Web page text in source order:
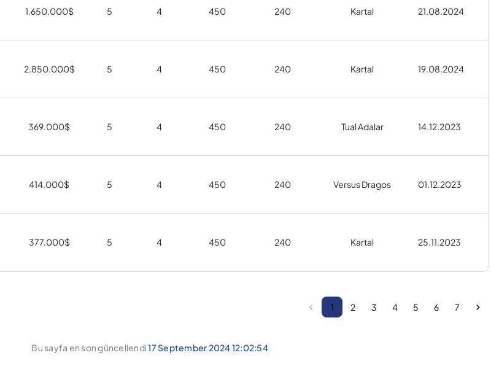
1.650.000$ 5 4 450 240 Kartal 21.08.2024
2.850.000$ 5 4 450 240 Kartal 19.08.2024
369.000$ 5 4 450 240 Tual Adalar 14.12.2023
414.000$ 5 4 450 240 Versus Dragos 01.12.2023
377.000$ 5 4 450 240 Kartal 25.11.2023
1 2 3 4 5 6 7
Bu sayfa en son güncellendi17 September 2024 12:02:54